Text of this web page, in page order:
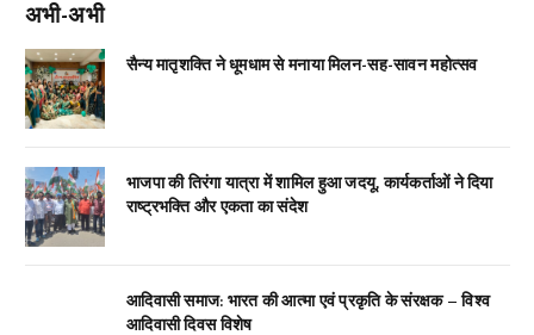
अभी-अभी
सैन्य मातृशक्ति ने धूमधाम से मनाया मिलन-सह-सावन महोत्सव
भाजपा की तिरंगा यात्रा में शामिल हुआ जदयू, कार्यकर्ताओं ने दिया
राष्ट्रभक्ति और एकता का संदेश
आदिवासी समाज: भारत की आत्मा एवं प्रकृति के संरक्षक – विश्व
आदिवासी दिवस विशेष